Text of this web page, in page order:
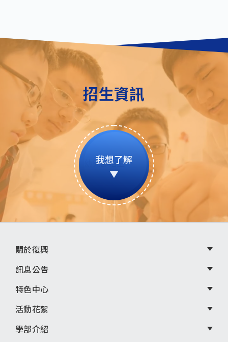
招生資訊
我想了解
頁
尾
選
單
關於復興
訊息公告
特色中心
活動花絮
學部介紹